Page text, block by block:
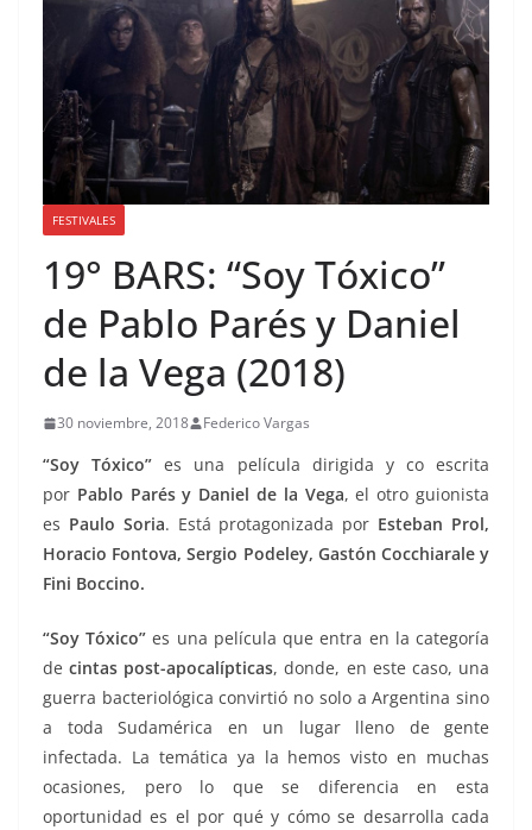
FESTIVALES
19° BARS: “Soy Tóxico”
de Pablo Parés y Daniel
de la Vega (2018)
30 noviembre, 2018 Federico Vargas
“Soy Tóxico” es una película dirigida y co escrita
por Pablo Parés y Daniel de la Vega, el otro guionista
es Paulo Soria. Está protagonizada por Esteban Prol,
Horacio Fontova, Sergio Podeley, Gastón Cocchiarale y
Fini Boccino.
“Soy Tóxico” es una película que entra en la categoría
decintas post-apocalípticas, donde, en este caso, una
guerra bacteriológica convirtió no solo a Argentina sino
a toda Sudamérica en un lugar lleno de gente
infectada. La temática ya la hemos visto en muchas
ocasiones, pero lo que se diferencia en esta
oportunidad es el por qué y cómo se desarrolla cada